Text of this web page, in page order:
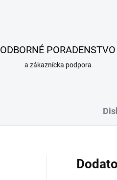
ODBORNÉ PORADENSTVO
a zákaznícka podpora